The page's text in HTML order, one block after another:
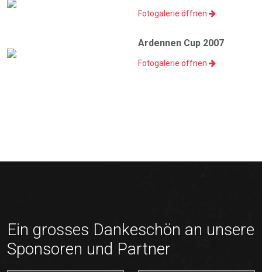
Fotogalerie öffnen
Ardennen Cup 2007
Fotogalerie öffnen
Ein grosses Dankeschön an unsere
Sponsoren und Partner